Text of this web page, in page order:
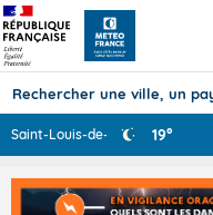
Saint-Louis-de- 19°